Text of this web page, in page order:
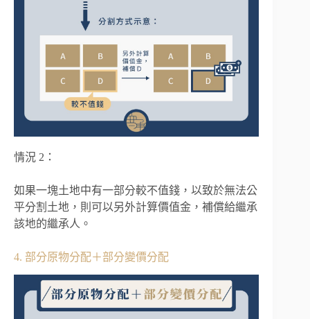
情況 2：
如果一塊土地中有一部分較不值錢，以致於無法公
平分割土地，則可以另外計算價值金，補償給繼承
該地的繼承人。
4. 部分原物分配＋部分變價分配